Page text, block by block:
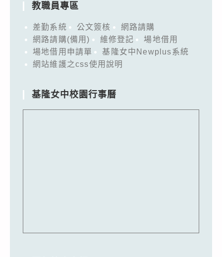
教職員專區
差勤系統 公文簽核
網路請購
網路請購(備用)
維修登記
場地借用
場地借用申請單
基隆女中Newplus系統
網站維護之css使用說明
基隆女中校園行事曆